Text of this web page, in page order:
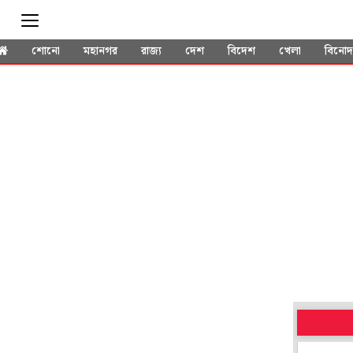
শোনো মহানগর রাজ্য দেশ বিদেশ খেলা